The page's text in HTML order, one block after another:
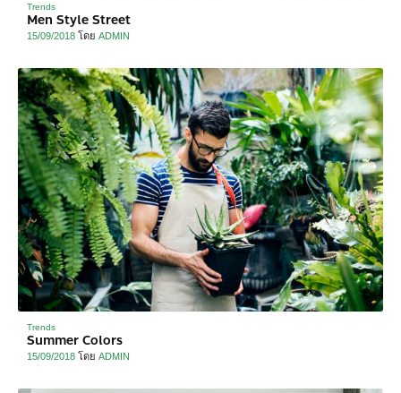
Trends
Men Style Street
15/09/2018 โดย ADMIN
Trends
Summer Colors
15/09/2018 โดย ADMIN